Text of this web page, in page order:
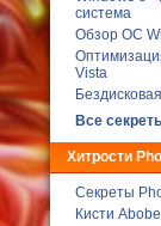
система
Обзор ОС
Vista
Все
Хитрости
Секреты
Кисти